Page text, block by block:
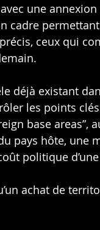
avec une
cadre
ceux qui
déjà existant
les points
base
pays hôte, une
politique
achat de